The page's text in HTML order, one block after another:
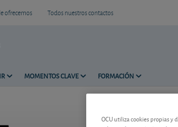
ofrecemos Todos nuestros contactos
MOMENTOS CLAVE FORMACIÓN
Tiempo de lectura: 1
OCU utiliza cookies propias y